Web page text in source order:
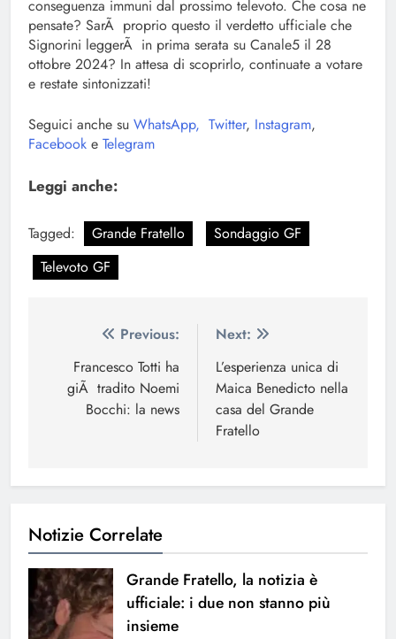
conseguenza immuni dal prossimo televoto. Che cosa ne
pensate? SarÃ proprio questo il verdetto ufficiale che
Signorini leggerÃ in prima serata su Canale5 il 28
ottobre 2024? In attesa di scoprirlo, continuate a votare
e restate sintonizzati!
Seguici anche su WhatsApp, Twitter, Instagram,
Facebook e Telegram
Leggi anche:
Tagged: Grande Fratello
Sondaggio GF
Televoto GF
Navigazione
articoli
Previous:
Francesco Totti ha
giÃ tradito Noemi
Bocchi: la news
Next:
L’esperienza unica di
Maica Benedicto nella
casa del Grande
Fratello
Notizie Correlate
Grande Fratello, la notizia è
ufficiale: i due non stanno più
insieme